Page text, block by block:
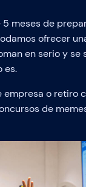
5 meses de
ofrecer
en serio y se
es.
o retiro
de